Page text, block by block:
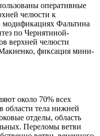
оперативные
челюсти к
модификациях Фальтина
по Чернятиной-
верхней челюсти
фиксация мини-
около 70% всех
области тела нижней
отделы, область
Переломы ветви